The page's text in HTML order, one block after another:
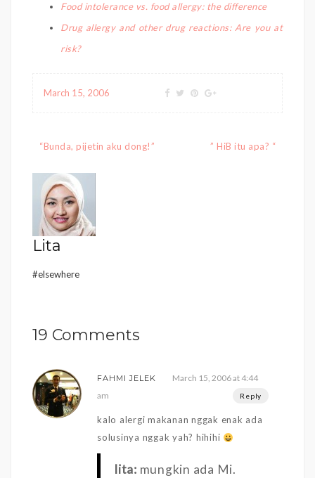
Food intolerance vs. food allergy: the difference
Drug allergy and other drug reactions: Are you at
risk?
March 15, 2006
Post
“Bunda, pijetin aku dong!” ” HiB itu apa? “
Lita
#elsewhere
19 Comments
FAHMI JELEK
March 15, 2006 at 4:44
am
Reply
kalo alergi makanan nggak enak ada
solusinya nggak yah? hihihi
lita: mungkin ada Mi.